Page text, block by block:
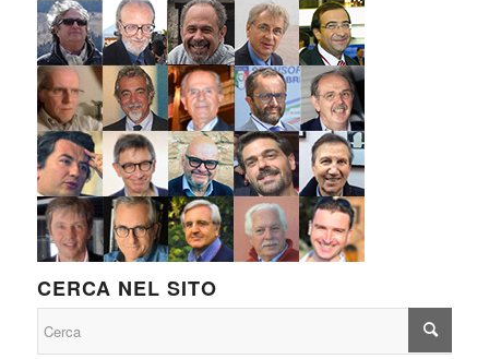
CERCA NEL SITO